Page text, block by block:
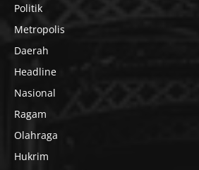
Politik
Metropolis
Daerah
Headline
Nasional
Ragam
Olahraga
Hukrim